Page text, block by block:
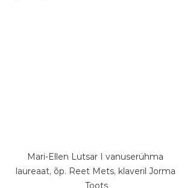
Mari-Ellen Lutsar I vanuserühma
laureaat, õp. Reet Mets, klaveril Jorma
Toots